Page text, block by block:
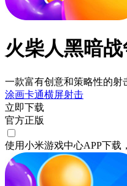
火柴人黑暗
一款富有创意和策略性的射
涂画卡通横屏射击
立即下载
官方正版
使用小米游戏中心APP下载